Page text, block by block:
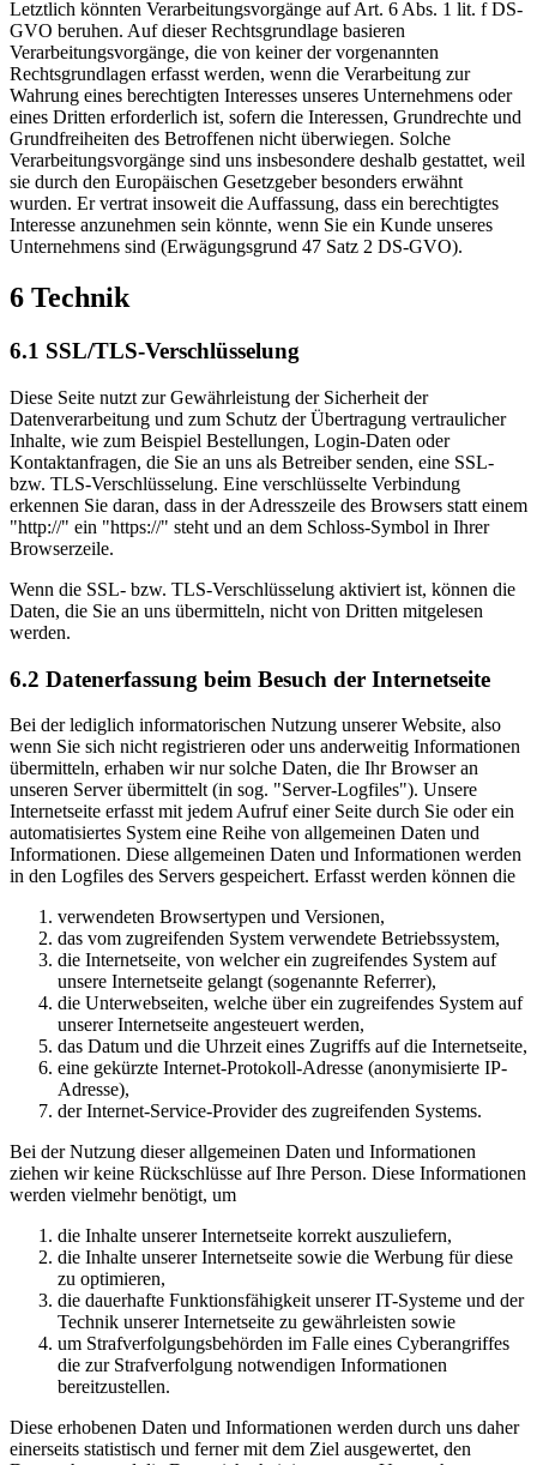
Letztlich könnten Verarbeitungsvorgänge auf Art. 6 Abs. 1 lit. f DS-
GVO beruhen. Auf dieser Rechtsgrundlage basieren
Verarbeitungsvorgänge, die von keiner der vorgenannten
Rechtsgrundlagen erfasst werden, wenn die Verarbeitung zur
Wahrung eines berechtigten Interesses unseres Unternehmens oder
eines Dritten erforderlich ist, sofern die Interessen, Grundrechte und
Grundfreiheiten des Betroffenen nicht überwiegen. Solche
Verarbeitungsvorgänge sind uns insbesondere deshalb gestattet, weil
sie durch den Europäischen Gesetzgeber besonders erwähnt
wurden. Er vertrat insoweit die Auffassung, dass ein berechtigtes
Interesse anzunehmen sein könnte, wenn Sie ein Kunde unseres
Unternehmens sind (Erwägungsgrund 47 Satz 2 DS-GVO).
6 Technik
6.1 SSL/TLS-Verschlüsselung
Diese Seite nutzt zur Gewährleistung der Sicherheit der
Datenverarbeitung und zum Schutz der Übertragung vertraulicher
Inhalte, wie zum Beispiel Bestellungen, Login-Daten oder
Kontaktanfragen, die Sie an uns als Betreiber senden, eine SSL-
bzw. TLS-Verschlüsselung. Eine verschlüsselte Verbindung
erkennen Sie daran, dass in der Adresszeile des Browsers statt einem
"http://" ein "https://" steht und an dem Schloss-Symbol in Ihrer
Browserzeile.
Wenn die SSL- bzw. TLS-Verschlüsselung aktiviert ist, können die
Daten, die Sie an uns übermitteln, nicht von Dritten mitgelesen
werden.
6.2 Datenerfassung beim Besuch der Internetseite
Bei der lediglich informatorischen Nutzung unserer Website, also
wenn Sie sich nicht registrieren oder uns anderweitig Informationen
übermitteln, erhaben wir nur solche Daten, die Ihr Browser an
unseren Server übermittelt (in sog. "Server-Logfiles"). Unsere
Internetseite erfasst mit jedem Aufruf einer Seite durch Sie oder ein
automatisiertes System eine Reihe von allgemeinen Daten und
Informationen. Diese allgemeinen Daten und Informationen werden
in den Logfiles des Servers gespeichert. Erfasst werden können die
verwendeten Browsertypen und Versionen,
das vom zugreifenden System verwendete Betriebssystem,
die Internetseite, von welcher ein zugreifendes System auf
unsere Internetseite gelangt (sogenannte Referrer),
die Unterwebseiten, welche über ein zugreifendes System auf
unserer Internetseite angesteuert werden,
das Datum und die Uhrzeit eines Zugriffs auf die Internetseite,
eine gekürzte Internet-Protokoll-Adresse (anonymisierte IP-
Adresse),
der Internet-Service-Provider des zugreifenden Systems.
Bei der Nutzung dieser allgemeinen Daten und Informationen
ziehen wir keine Rückschlüsse auf Ihre Person. Diese Informationen
werden vielmehr benötigt, um
die Inhalte unserer Internetseite korrekt auszuliefern,
die Inhalte unserer Internetseite sowie die Werbung für diese
zu optimieren,
die dauerhafte Funktionsfähigkeit unserer IT-Systeme und der
Technik unserer Internetseite zu gewährleisten sowie
um Strafverfolgungsbehörden im Falle eines Cyberangriffes
die zur Strafverfolgung notwendigen Informationen
bereitzustellen.
Diese erhobenen Daten und Informationen werden durch uns daher
einerseits statistisch und ferner mit dem Ziel ausgewertet, den